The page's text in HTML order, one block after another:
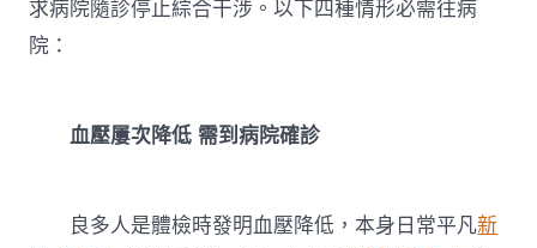
求病院隨診停止綜合干涉。以下四種情形必需往病
院：
血壓屢次降低 需到病院確診
良多人是體檢時發明血壓降低，本身日常平凡新